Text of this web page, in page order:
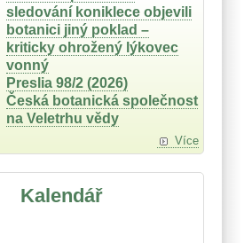
sledování koniklece objevili
botanici jiný poklad –
kriticky ohrožený lýkovec
vonný
Preslia 98/2 (2026)
Česká botanická společnost
na Veletrhu vědy
Více
Kalendář